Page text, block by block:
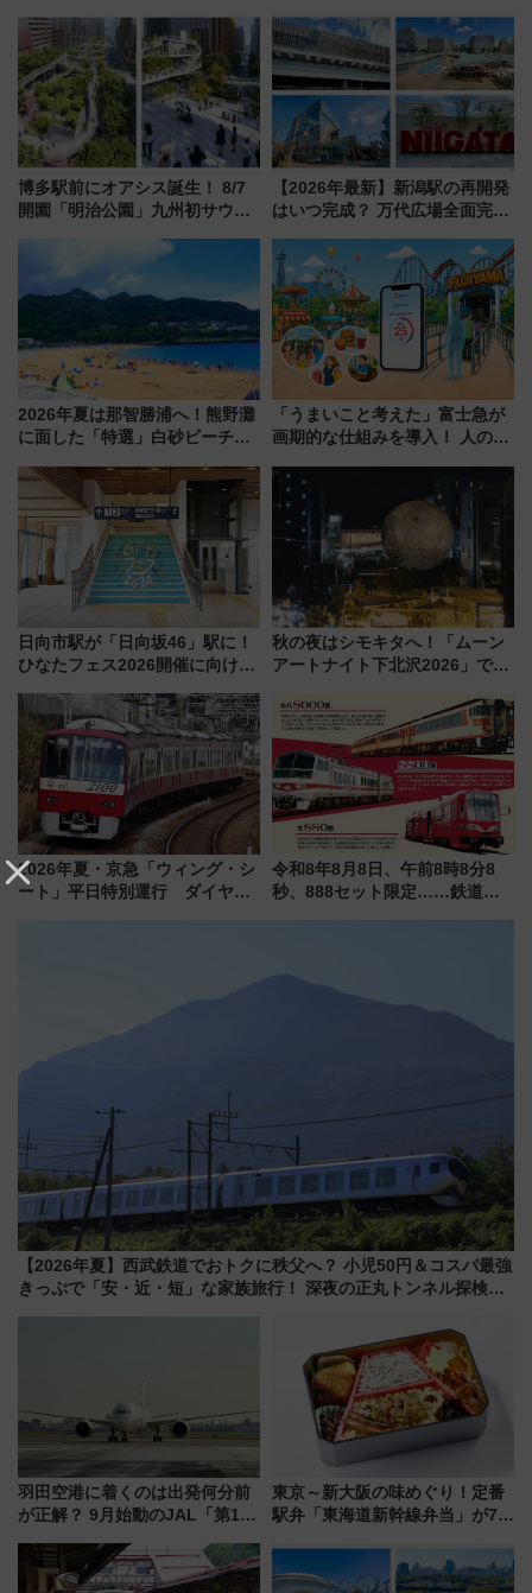
博多駅前にオアシス誕生！ 8/7
開園「明治公園」九州初サウナ
品グルメ登場で駅前の過ごし方
はどう変わる？
【2026年最新】新潟駅の再開発
はいつ完成？ 万代広場全面完成
開発、バスタ新潟構想まで徹底
解説！
2026年夏は那智勝浦へ！熊野灘
に面した「特選」白砂ビーチは
会」は8月11日開催！
「うまいこと考えた」富士急が
画期的な仕組みを導入！ 人のか
ん」始動
日向市駅が「日向坂46」駅に！
ひなたフェス2026開催に向けJR
全力応援 夜行列車「ドリーム
おひさま号」も走る
秋の夜はシモキタへ！「ムーン
アートナイト下北沢2026」でイ
を満喫しよう
2026年夏・京急「ウィング・シ
ート」平日特別運行 ダイヤ・
令和8年8月8日、午前8時8分8
秒、888セット限定……鉄道各
【2026年夏】西武鉄道でおトクに秩父へ？ 小児50円＆コスパ最強
きっぷで「安・近・短」な家族旅行！ 深夜の正丸トンネル探検や
羽田空港に着くのは出発何分前
が正解？ 9月始動のJAL「第1タ
歩1キロ超え！ 知っておきたい
変更点まとめ
東京～新大阪の味めぐり！定番
駅弁「東海道新幹線弁当」が7月